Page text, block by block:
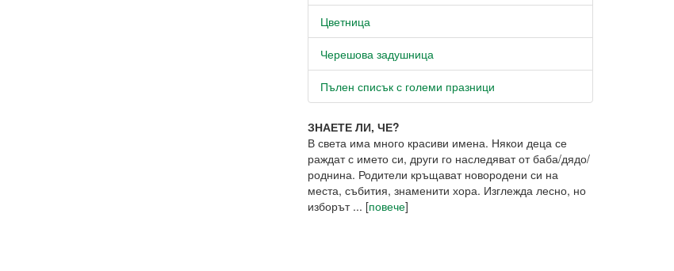
Цветница
Черешова задушница
Пълен списък с големи празници
ЗНАЕТЕ ЛИ, ЧЕ?
В света има много красиви имена. Някои деца се
раждат с името си, други го наследяват от баба/дядо/
роднина. Родители кръщават новородени си на
места, събития, знаменити хора. Изглежда лесно, но
изборът ... [повече]